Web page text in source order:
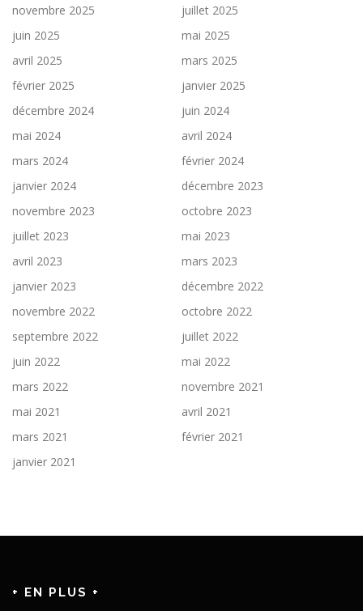
novembre 2025
juillet 2025
juin 2025
mai 2025
avril 2025
mars 2025
février 2025
janvier 2025
décembre 2024
juin 2024
mai 2024
avril 2024
mars 2024
février 2024
janvier 2024
décembre 2023
novembre 2023
octobre 2023
juillet 2023
mai 2023
avril 2023
mars 2023
janvier 2023
décembre 2022
novembre 2022
octobre 2022
septembre 2022
juillet 2022
juin 2022
mai 2022
mars 2022
novembre 2021
mai 2021
avril 2021
mars 2021
février 2021
janvier 2021
+ EN PLUS +